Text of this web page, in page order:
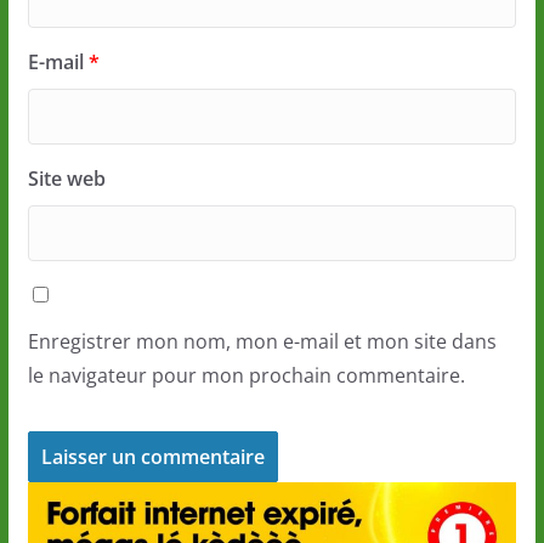
E-mail*
Site web
Enregistrer mon nom, mon e-mail et mon site dans
le navigateur pour mon prochain commentaire.